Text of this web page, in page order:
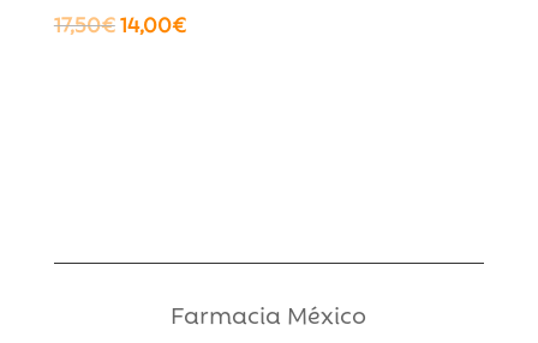
17,50€El
14,00€El
Farmacia México